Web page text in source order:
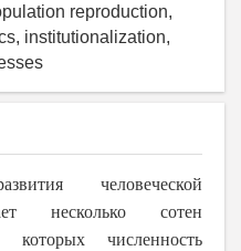
reproduction,
institutionalization,
человеческой
несколько сотен
численность